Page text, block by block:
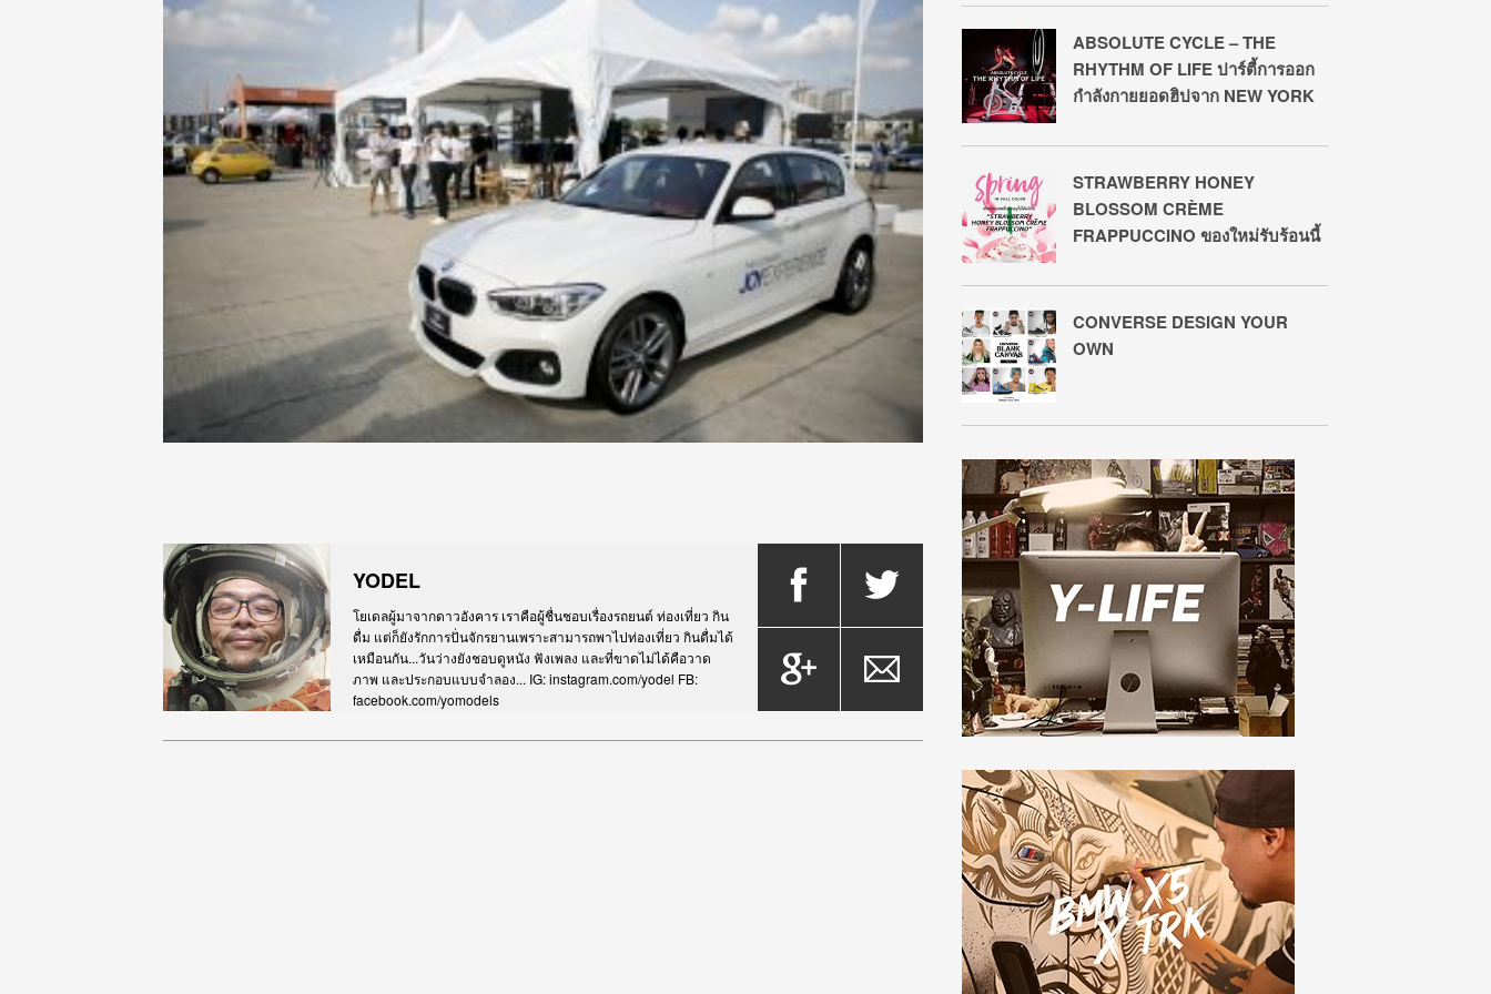
YODEL
โยเดลผู้มาจากดาวอังคาร เราคือผู้ชื่นชอบเรื่องรถยนต์ ท่องเที่ยว กิน
ดื่ม แต่ก็ยังรักการปั่นจักรยานเพราะสามารถพาไปท่องเที่ยว กินดื่มได้
เหมือนกัน...วันว่างยังชอบดูหนัง ฟังเพลง และที่ขาดไม่ได้คือวาด
ภาพ และประกอบแบบจำลอง... IG: instagram.com/yodel FB:
facebook.com/yomodels
ABSOLUTE CYCLE – THE
RHYTHM OF LIFE ปาร์ตี้การออก
กำลังกายยอดฮิปจาก NEW YORK
STRAWBERRY HONEY
BLOSSOM CRÈME
FRAPPUCCINO ของใหม่รับร้อนนี้
CONVERSE DESIGN YOUR
OWN